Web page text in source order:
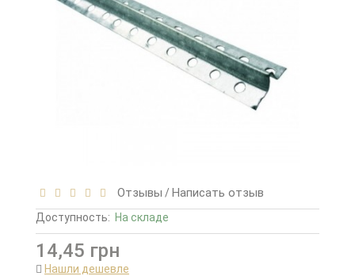
Отзывы /Написать отзыв
Доступность: На складе
14,45 грн
Нашли дешевле